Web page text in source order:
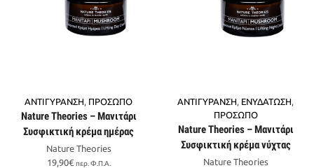
ΑΝΤΙΓΥΡΑΝΣΗ, ΠΡΟΣΩΠΟ
Nature Theories – Μανιτάρι
Συσφικτική κρέμα ημέρας
Nature Theories
19,90€ περ. Φ.Π.Α.
ΑΝΤΙΓΥΡΑΝΣΗ, ΕΝΥΔΑΤΩΣΗ,
ΠΡΟΣΩΠΟ
Nature Theories – Μανιτάρι
Συσφικτική κρέμα νύχτας
Nature Theories